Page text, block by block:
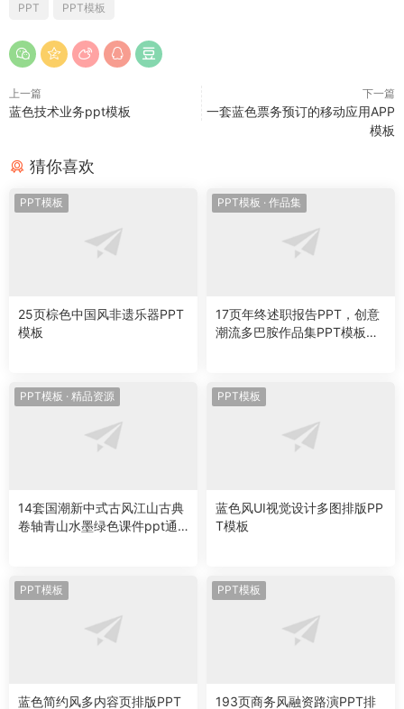
PPT PPT模板
上一篇
蓝色技术业务ppt模板
下一篇
一套蓝色票务预订的移动应用APP
模板
猜你喜欢
PPT模板
25页棕色中国风非遗乐器PPT
模板
PPT模板 · 作品集
17页年终述职报告PPT，创意
潮流多巴胺作品集PPT模板作
PPT模板 · 精品资源
14套国潮新中式古风江山古典
卷轴青山水墨绿色课件ppt通
PPT模板
蓝色风UI视觉设计多图排版PP
T模板
PPT模板
蓝色简约风多内容页排版PPT
PPT模板
193页商务风融资路演PPT排